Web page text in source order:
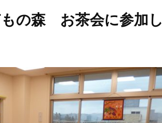
の森 お茶会に参加し